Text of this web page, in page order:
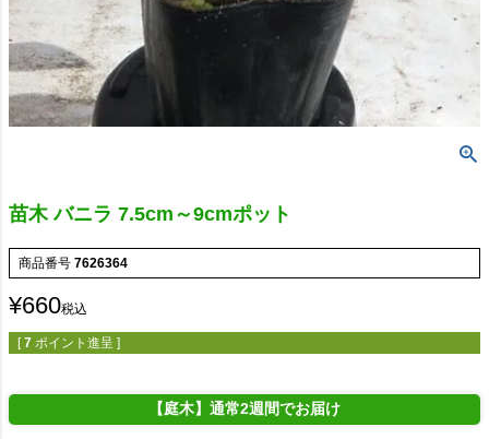
苗木 バニラ 7.5cm～9cmポット
商品番号 7626364
¥660税込
[ 7 ポイント進呈 ]
【庭木】通常2週間でお届け